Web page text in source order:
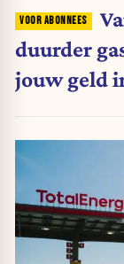
duurder
jouw geld